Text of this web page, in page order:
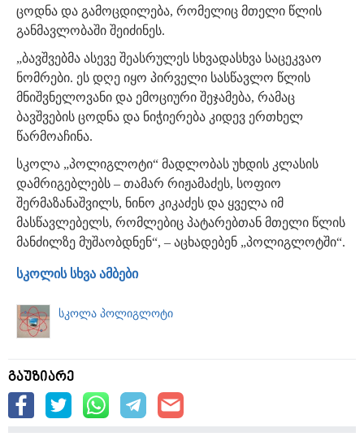
ცოდნა და გამოცდილება, რომელიც მთელი წლის
განმავლობაში შეიძინეს.
„ბავშვებმა ასევე შეასრულეს სხვადასხვა საცეკვაო
ნომრები. ეს დღე იყო პირველი სასწავლო წლის
მნიშვნელოვანი და ემოციური შეჯამება, რამაც
ბავშვების ცოდნა და ნიჭიერება კიდევ ერთხელ
წარმოაჩინა.
სკოლა „პოლიგლოტი“ მადლობას უხდის კლასის
დამრიგებლებს – თამარ რიჟამაძეს, სოფიო
შერმაზანაშვილს, ნინო კიკაძეს და ყველა იმ
მასწავლებელს, რომლებიც პატარებთან მთელი წლის
მანძილზე მუშაობდნენ“, – აცხადებენ „პოლიგლოტში“.
სკოლის სხვა ამბები
სკოლა პოლიგლოტი
გაუზიარე